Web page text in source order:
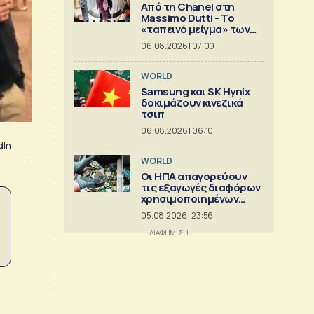
Από τη Chanel στη
Massimo Dutti - Το
«ταπεινό μείγμα» των
best seller
06.08.2026 | 07:00
WORLD
Samsung και SK Hynix
δοκιμάζουν κινεζικά
τσιπ
06.08.2026 | 06:10
WORLD
Οι ΗΠΑ απαγορεύουν
τις εξαγωγές διαφόρων
χρησιμοποιημένων
κρίσιμων ορυκτών
05.08.2026 | 23:56